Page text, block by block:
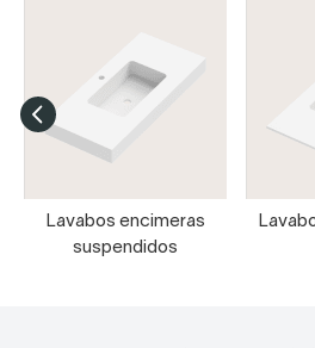
Lavabos encimeras
suspendidos